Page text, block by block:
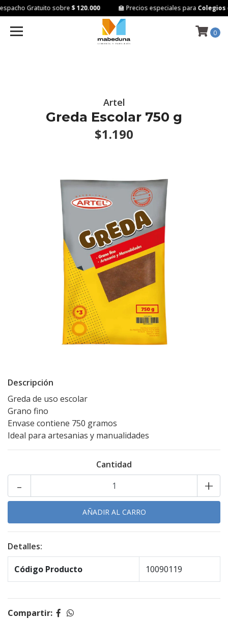
Gratuito sobre$ 120.000 🏫 Precios especiales paraColegios
0
Artel
Greda Escolar 750 g
$1.190
Descripción
Greda de uso escolar
Grano fino
Envase contiene 750 gramos
Ideal para artesanias y manualidades
Cantidad
+
-
Detalles:
Código Producto 10090119
Compartir: